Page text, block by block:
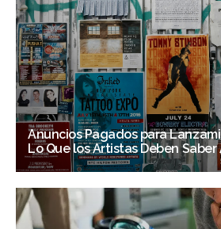
Anuncios Pagados para
Lo Que los Artistas Deben